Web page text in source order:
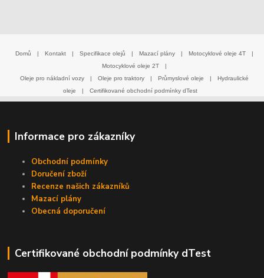
Domů | Kontakt | Specifikace olejů | Mazací plány | Motocyklové oleje 4T
|
Motocyklové oleje 2T
|
Oleje pro nákladní vozy
| Oleje pro traktory | Průmyslové oleje |
Hydraulické
oleje
| Certifikované obchodní podmínky dTest
Informace pro zákazníky
Obchodní podmínky
Doručení zboží
Recenze našich zákazníků
Mazací plány
Obecná doporučení
Certifikované obchodní podmínky dTest